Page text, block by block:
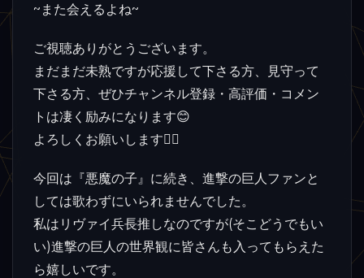
~また会えるよね~
ご視聴ありがとうございます。
まだまだ未熟ですが応援して下さる方、見守って
下さる方、ぜひチャンネル登録・高評価・コメン
トは凄く励みになります😊
よろしくお願いします🙇‍♀️
今回は『悪魔の子』に続き、進撃の巨人ファンと
しては歌わずにいられませんでした。
私はリヴァイ兵長推しなのですが(そこどうでもい
い)進撃の巨人の世界観に皆さんも入ってもらえた
ら嬉しいです。